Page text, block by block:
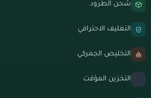
شحن الطرود
التغليف الاحترافي
التخليص الجمركي
التخزين المؤقت